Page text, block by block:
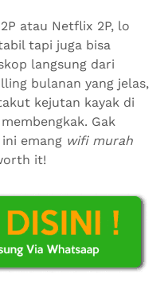
atau Netflix 2P, lo
tapi juga bisa
langsung dari
bulanan yang jelas,
kejutan kayak di
Gak
emang wifi murah
it!